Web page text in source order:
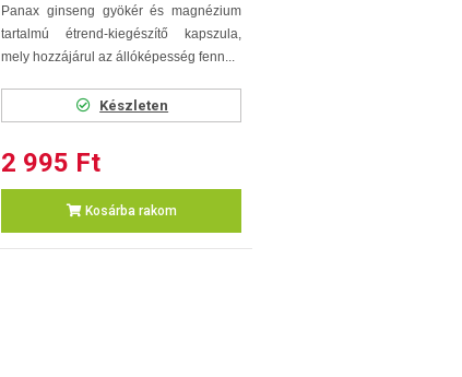
Panax ginseng gyökér és magnézium
tartalmú étrend-kiegészítő kapszula,
mely hozzájárul az állóképesség fenn...
Készleten
2 995 Ft
Kosárba rakom